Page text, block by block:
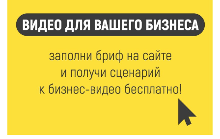
В Нелидово открылся бассейн
В Тверской области провели Арбузный книжный
7 Авг 2026 23:02 535